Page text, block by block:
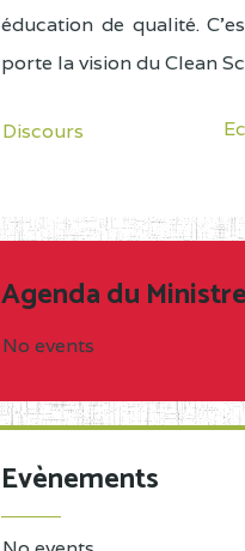
éducation de qualité.
porte la vision du Clean
Discours
Agenda du Ministre
No events
Evènements